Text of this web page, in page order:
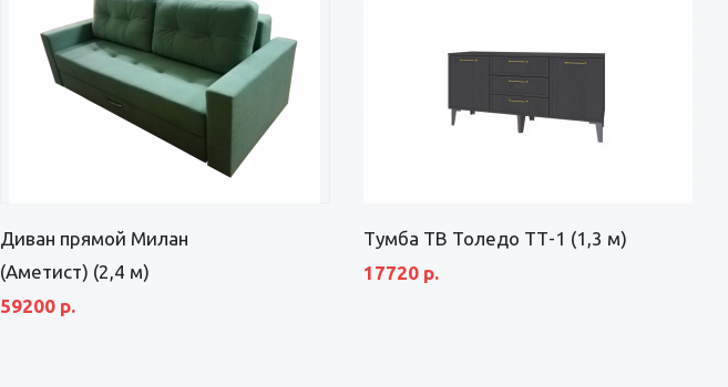
Диван прямой Милан
(Аметист) (2,4 м)
59200 р.
Тумба ТВ Толедо ТТ-1 (1,3 м)
17720 р.